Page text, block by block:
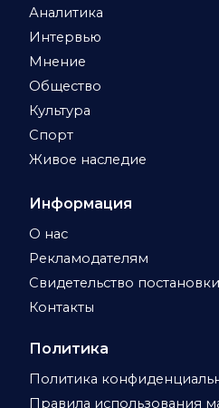
Аналитика
Интервью
Мнение
Общество
Культура
Спорт
Живое наследие
Информация
О нас
Рекламодателям
Свидетельство
Контакты
Политика
Политика
Правила использования